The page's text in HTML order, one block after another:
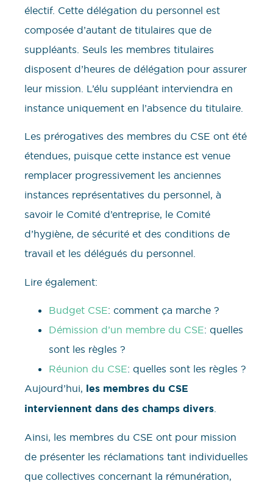
électif. Cette délégation du personnel est
composée d’autant de titulaires que de
suppléants. Seuls les membres titulaires
disposent d’heures de délégation pour assurer
leur mission. L’élu suppléant interviendra en
instance uniquement en l’absence du titulaire.
Les prérogatives des membres du CSE ont été
étendues, puisque cette instance est venue
remplacer progressivement les anciennes
instances représentatives du personnel, à
savoir le Comité d’entreprise, le Comité
d’hygiène, de sécurité et des conditions de
travail et les délégués du personnel.
Lire également:
Budget CSE: comment ça marche ?
Démission d’un membre du CSE: quelles
sont les règles ?
Réunion du CSE: quelles sont les règles ?
Aujourd’hui, les membres du CSE
interviennent dans des champs divers.
Ainsi, les membres du CSE ont pour mission
de présenter les réclamations tant individuelles
que collectives concernant la rémunération,